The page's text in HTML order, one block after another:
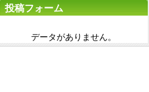
投稿フォーム
データがありません。